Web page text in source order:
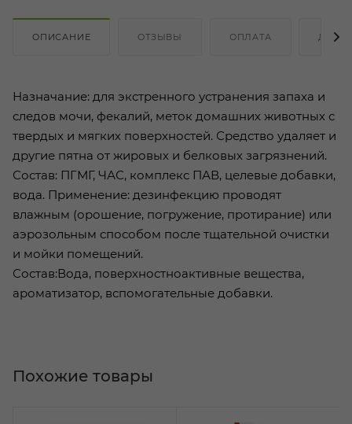
ОПИСАНИЕ ОТЗЫВЫ ОПЛАТА
Назначание: для экстренного устранения запаха и
следов мочи, фекалий, меток домашних животных с
твердых и мягких поверхностей. Средство удаляет и
другие пятна от жировых и белковых загрязнений.
Состав: ПГМГ, ЧАС, комплекс ПАВ, целевые добавки,
вода. Применение: дезинфекцию проводят
влажным (орошение, погружение, протирание) или
аэрозольным способом после тщательной очистки
и мойки помещений.
Состав:Вода, поверхностноактивные вещества,
ароматизатор, вспомогательные добавки.
Похожие товары